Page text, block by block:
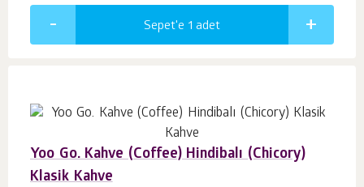
Sepet'e 1 adet
Yoo Go. Kahve (Coffee) Hindibalı (Chicory)
Klasik Kahve